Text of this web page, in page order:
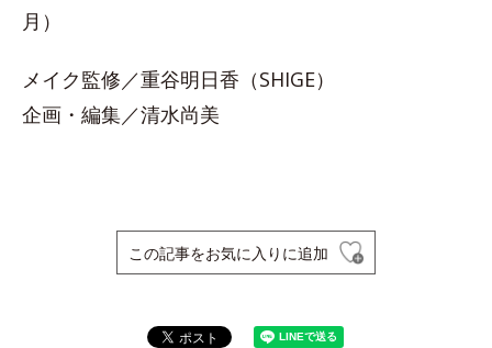
月）
メイク監修／重谷明日香（SHIGE）
企画・編集／清水尚美
この記事をお気に入りに追加